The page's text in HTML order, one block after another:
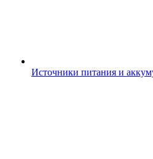
Источники питания и